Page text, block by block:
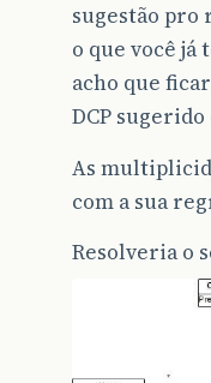
sugestão pro
o que você
acho que
DCP sugerido
As
com a sua
Resolveria o